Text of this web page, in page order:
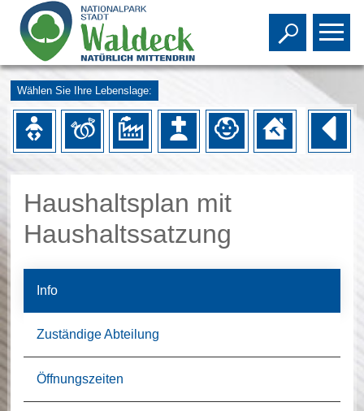
Toggle
Wählen Sie Ihre Lebenslage:
Haushaltsplan mit
Haushaltssatzung
Info
Zuständige Abteilung
Öffnungszeiten